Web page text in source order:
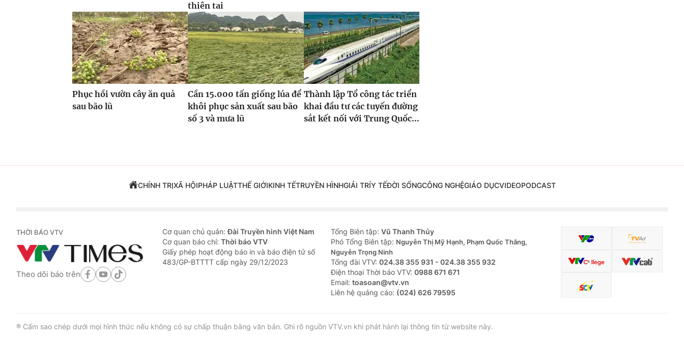
thiên tai
Phục hồi vườn cây ăn quả
sau bão lũ
Cần 15.000 tấn giống lúa để
khôi phục sản xuất sau bão
số 3 và mưa lũ
Thành lập Tổ công tác triển
khai đầu tư các tuyến đường
sắt kết nối với Trung Quốc...
CHÍNH TRỊXÃ HỘIPHÁP LUẬTTHẾ GIỚIKINH TẾTRUYỀN HÌNHGIẢI TRÍY TẾĐỜI SỐNGCÔNG NGHỆGIÁO DỤCVIDEOPODCAST
THỜI BÁO VTV
Theo dõi báo trên
Cơ quan chủ quản:Đài Truyền hình Việt Nam
Cơ quan báo chí: Thời báo VTV
Giấy phép hoạt động báo in và báo điện tử số
483/GP-BTTTT cấp ngày 29/12/2023
Tổng Biên tập: Vũ Thanh Thủy
Phó Tổng Biên tập: Nguyễn Thị Mỹ Hạnh, Phạm Quốc Thắng,
Nguyễn Trọng Ninh
Tổng đài VTV: 024.38 355 931 - 024.38 355 932
Ðiện thoại Thời báo VTV: 0988 671 671
Email: toasoan@vtv.vn
Liên hệ quảng cáo: (024) 626 79595
® Cấm sao chép dưới mọi hình thức nếu không có sự chấp thuận bằng văn bản. Ghi rõ nguồn VTV.vn khi phát hành lại thông tin từ website này.